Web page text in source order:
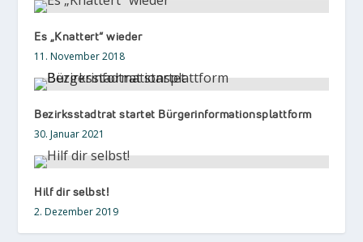
Es „Knattert“ wieder
11. November 2018
Bezirksstadtrat startet Bürgerinformationsplattform
30. Januar 2021
Hilf dir selbst!
2. Dezember 2019